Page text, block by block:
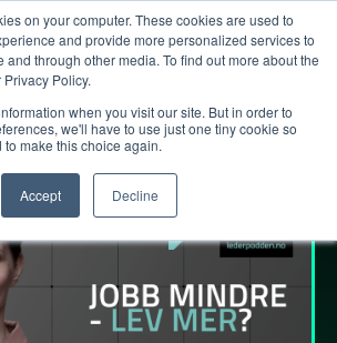
on your computer. These cookies are used to
and provide more personalized services to
and through other media. To find out more about the
Policy.
when you visit our site. But in order to
we'll have to use just one tiny cookie so
make this choice again.
Accept Decline
12apr2024 221 Del